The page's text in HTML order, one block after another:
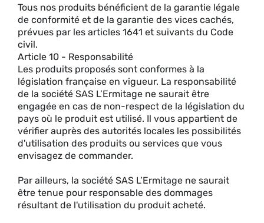
Tous nos produits bénéficient de la garantie légale
de conformité et de la garantie des vices cachés,
prévues par les articles 1641 et suivants du Code
civil.
Article 10 - Responsabilité
Les produits proposés sont conformes à la
législation française en vigueur. La responsabilité
de la société SAS L’Ermitage ne saurait être
engagée en cas de non-respect de la législation du
pays où le produit est utilisé. Il vous appartient de
vérifier auprès des autorités locales les possibilités
d'utilisation des produits ou services que vous
envisagez de commander.
Par ailleurs, la société SAS L’Ermitage ne saurait
être tenue pour responsable des dommages
résultant de l'utilisation du produit acheté.